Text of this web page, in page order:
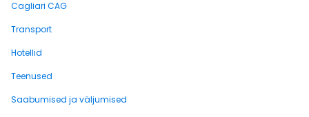
Cagliari CAG
Transport
Hotellid
Teenused
Saabumised ja väljumised